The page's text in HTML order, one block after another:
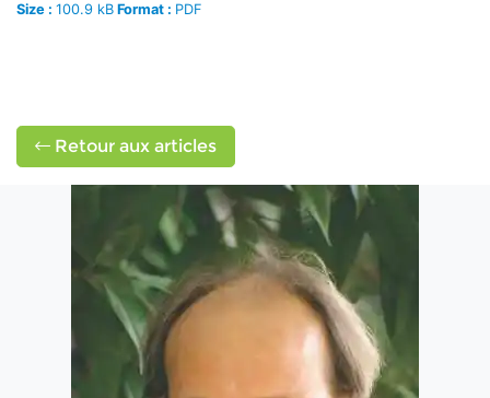
Size : 100.9 kB Format : PDF
Retour aux articles